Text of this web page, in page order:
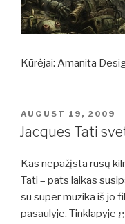
Kūrėjai: Amanita
POSTED
ON
AUGUST 19, 2009
Jacques Tati
Kas nepažįsta rusų
Tati – pats laikas
su super muzika iš jo
pasaulyje. Tinklapyje